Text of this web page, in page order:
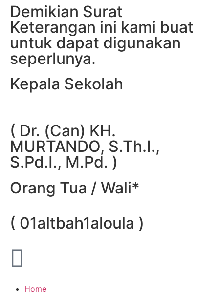
Demikian Surat
Keterangan ini kami buat
untuk dapat digunakan
seperlunya.
Kepala Sekolah
( Dr. (Can) KH.
MURTANDO, S.Th.I.,
S.Pd.I., M.Pd. )
Orang Tua / Wali*
( 01altbah1aloula )
Home